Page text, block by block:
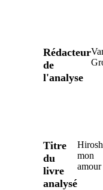
Rédacteur
de
l'analyse
Titre
du
livre
analysé
mon
amour